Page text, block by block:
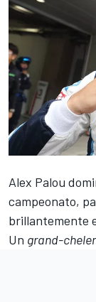
Alex Palou
campeonato,
brillantemente
Un grand-